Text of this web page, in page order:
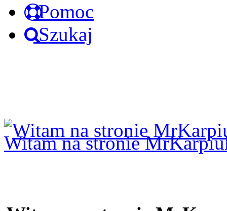
Pomoc
Szukaj
Witam na stronie